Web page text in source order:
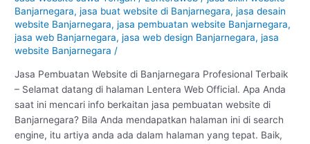
Banjarnegara,jasa buat website di Banjarnegara,jasa desain
website Banjarnegara,jasa pembuatan website Banjarnegara,
jasa web Banjarnegara,jasa web design Banjarnegara,jasa
website Banjarnegara /
Jasa Pembuatan Website di Banjarnegara Profesional Terbaik
– Selamat datang di halaman Lentera Web Official. Apa Anda
saat ini mencari info berkaitan jasa pembuatan website di
Banjarnegara? Bila Anda mendapatkan halaman ini di search
engine, itu artiya anda ada dalam halaman yang tepat. Baik,
Banjarnegara
:
Profesional
#1